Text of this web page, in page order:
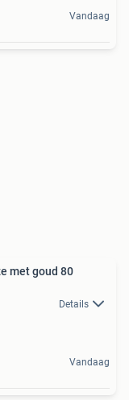
Vandaag
met goud 80
Details
Vandaag